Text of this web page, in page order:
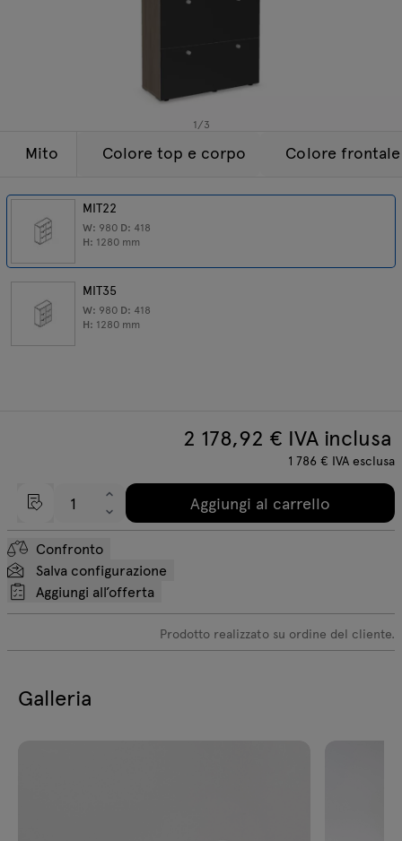
1/3
Mito
MIT22
W: 980 D: 418
H: 1280 mm
MIT35
W: 980 D: 418
H: 1280 mm
Colore top e corpo Colore frontale
2 178,92 € IVA inclusa
1 786 € IVA esclusa
Aggiungi al carrello
Confronto
Salva configurazione
Aggiungi all’offerta
Prodotto realizzato su ordine del cliente.
Galleria